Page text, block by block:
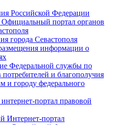
Российской Федерации
Официальный портал органов
города Севастополя
информации о
Федеральной службы по
и благополучия
и городу федерального
портал правовой
Интернет-портал